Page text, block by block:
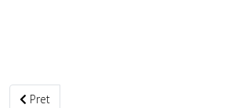
Prethodni članak: Ante Kovačić
Pret